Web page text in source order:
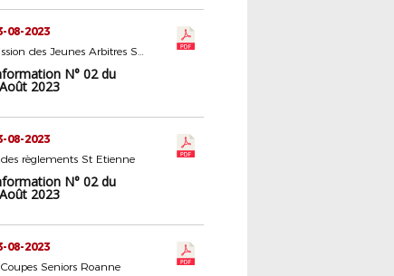
08-2023
Sous Commission des Jeunes Arbitres Saint-Etienne
N° 02 du
2023
08-2023
règlements St Etienne
N° 02 du
2023
08-2023
Seniors Roanne